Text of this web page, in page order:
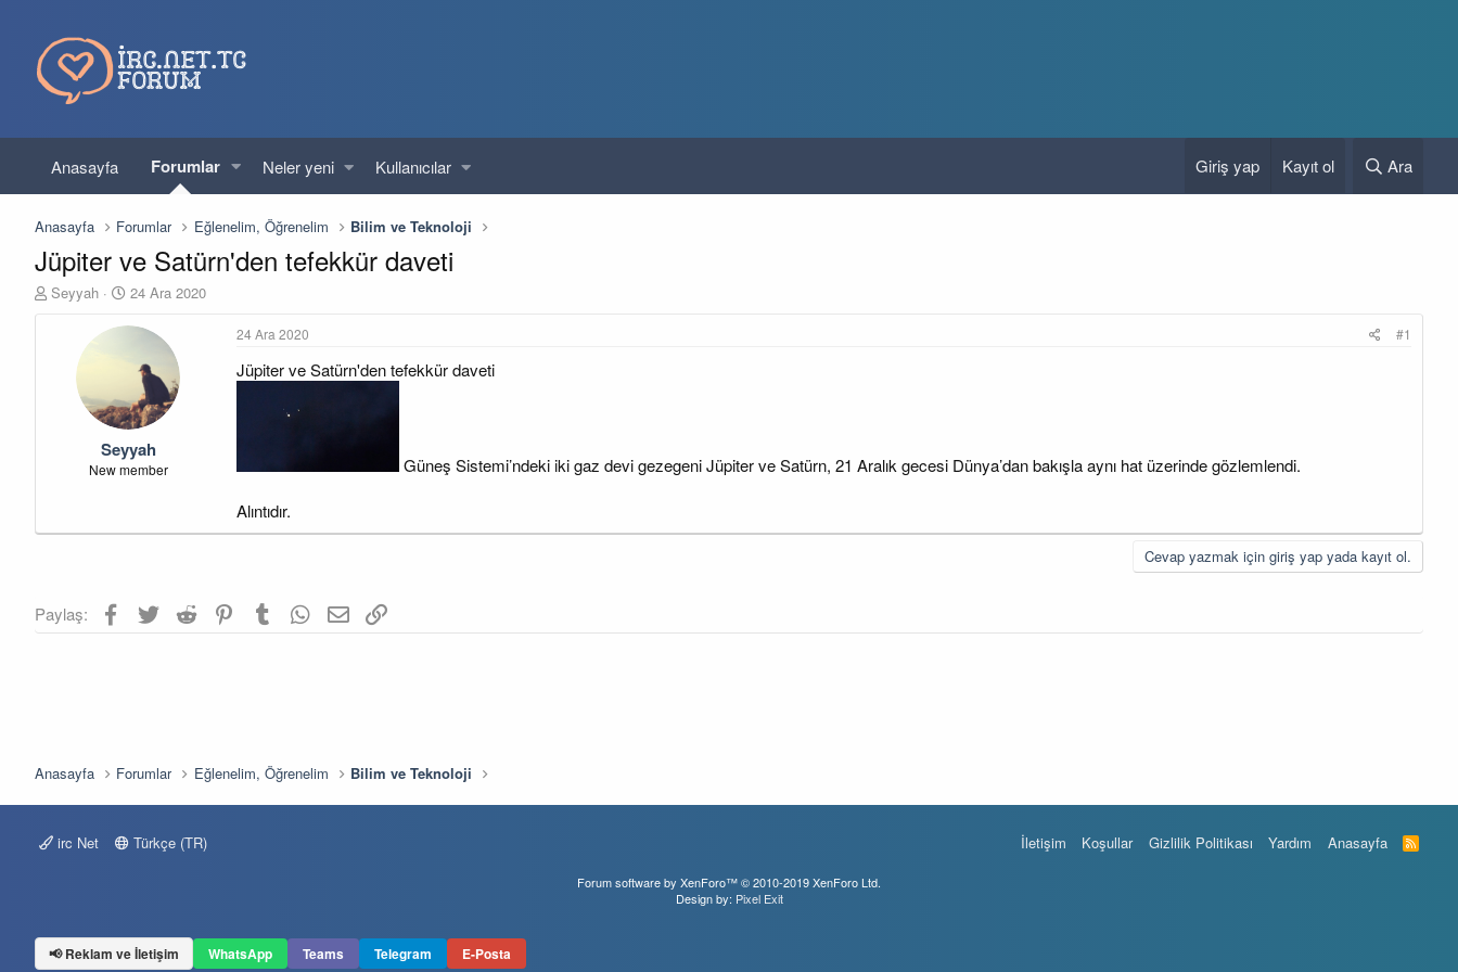
Anasayfa Forumlar Neler yeni Kullanıcılar Giriş yap Kayıt ol Ara
Anasayfa Forumlar Eğlenelim, Öğrenelim Bilim ve Teknoloji
Jüpiter ve Satürn'den tefekkür daveti
K
Seyyah
B
ş
g
ı
ç
t
24 Ara 2020
Seyyah
New member
24 Ara 2020 #1
Jüpiter ve Satürn'den tefekkür daveti
Güneş Sistemi’ndeki iki gaz devi gezegeni Jüpiter ve Satürn, 21 Aralık gecesi Dünya’dan bakışla aynı hat üzerinde gözlemlendi.
Alıntıdır.
Cevap yazmak için giriş yap yada kayıt ol.
Paylaş: Facebook
TwitterReddit PinterestTumblrWhatsApp
E-postaLink
Anasayfa Forumlar Eğlenelim, Öğrenelim Bilim ve Teknoloji
irc Net Türkçe (TR) İletişim Koşullar Gizlilik Politikası Yardım Anasayfa
R
S
Forum software by XenForo™© 2010-2019 XenForo Ltd.
Design by: Pixel Exit
📢 Reklam ve İletişim WhatsApp Teams Telegram E-Posta